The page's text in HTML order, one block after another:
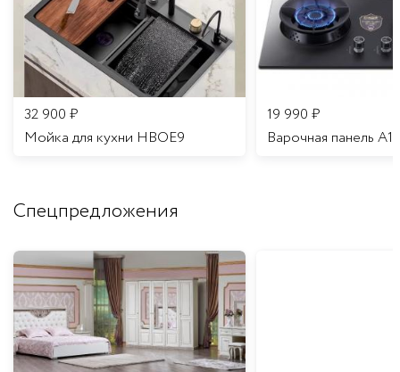
32 900 ₽
Мойка для кухни HBOE9
19 990 ₽
Варочная панель A16
Спецпредложения